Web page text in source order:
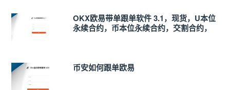
OKX欧易带单跟单软件 3.1，现货，U本位
永续合约，币本位永续合约，交割合约，
币安如何跟单欧易